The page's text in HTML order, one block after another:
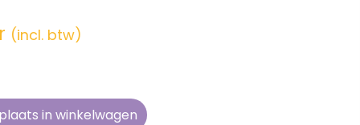
(incl. btw)
plaats in winkelwagen
zonder
tijd
en
zonder
tijd
en
zonder
tijd
en
zonder
tijd
en